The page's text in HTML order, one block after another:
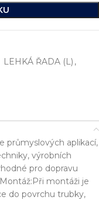
LEHKÁ ŘADA (L) ,
průmyslových aplikací,
výrobních
pro dopravu
montáži je
do povrchu trubky,